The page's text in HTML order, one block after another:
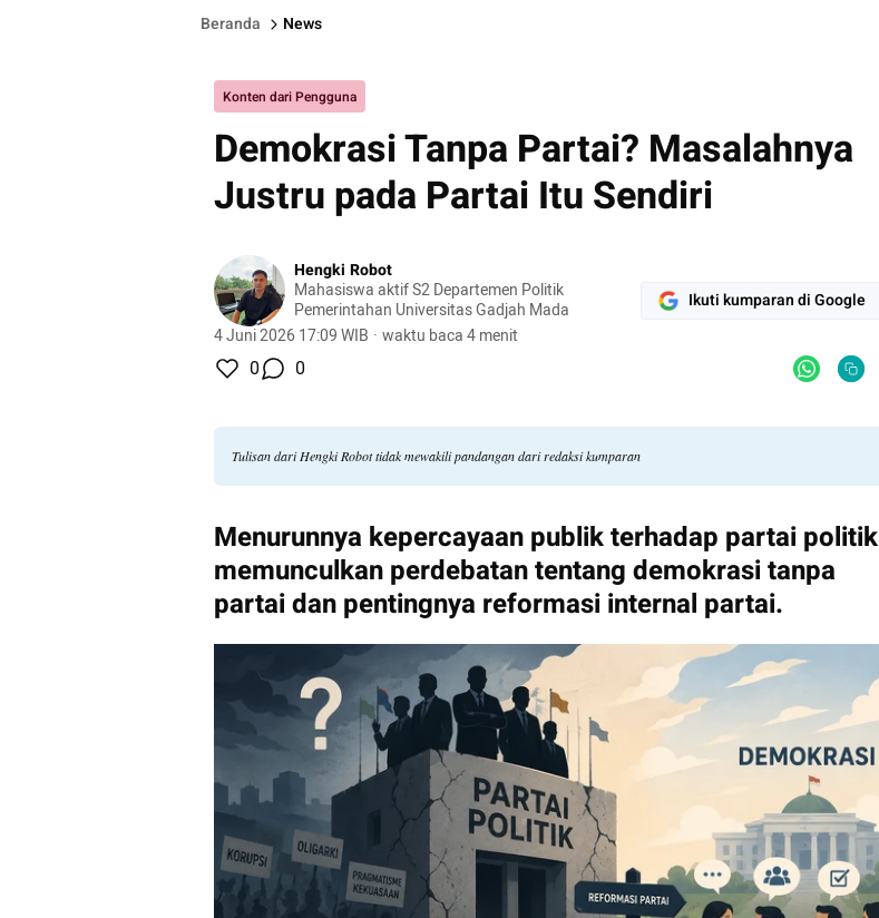
Beranda News
Konten dari Pengguna
Demokrasi Tanpa Partai? Masalahnya
Justru pada Partai Itu Sendiri
Hengki Robot
Mahasiswa aktif S2 Departemen Politik
Pemerintahan Universitas Gadjah Mada
4 Juni 2026 17:09 WIB · waktu baca 4 menit
Ikuti kumparan di Google
0 0
Tulisan dari Hengki Robot tidak mewakili pandangan dari redaksi kumparan
Menurunnya kepercayaan publik terhadap partai politik
memunculkan perdebatan tentang demokrasi tanpa
partai dan pentingnya reformasi internal partai.